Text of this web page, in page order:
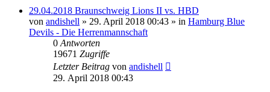
29.04.2018 Braunschweig Lions II vs. HBD
von andishell » 29. April 2018 00:43 » in Hamburg Blue
Devils - Die Herrenmannschaft
0 Antworten
19671 Zugriffe
Letzter Beitrag von andishell
29. April 2018 00:43